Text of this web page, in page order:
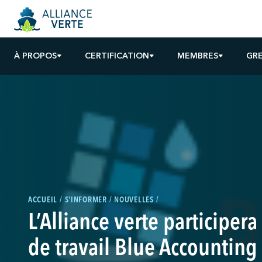
À PROPOS CERTIFICATION MEMBRES
ACCUEIL S'INFORMER NOUVELLES
L’Alliance verte
de travail Blue Accounting